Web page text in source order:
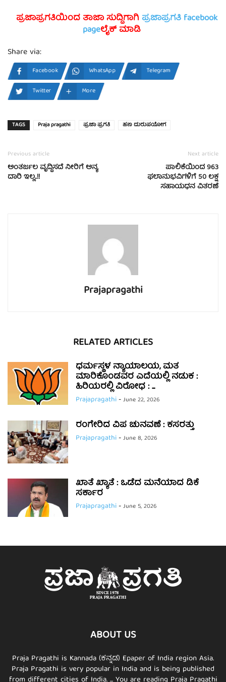
ಪ್ರಜಾಪ್ರಗತಿಯಿಂದ ತಾಜಾ ಸುದ್ದಿಗಾಗಿ ಪ್ರಜಾಪ್ರಗತಿ facebook
pageಲೈಕ್ ಮಾಡಿ
Share via:
Facebook WhatsApp
Telegram
Twitter
More
TAGS Praja pragathi ಪ್ರಜಾ ಪ್ರಗತಿ ಹಣ ದುರುಪಯೋಗ
Previous article
ಅಂತರ್ಜಲ ವೃದ್ಧಿಸದೆ ನೀರಿಗೆ ಅನ್ಯ
ದಾರಿ ಇಲ್ಲ..!!
Next article
ಪಾಲಿಕೆಯಿಂದ 963
ಫಲಾನುಭವಿಗಳಿಗೆ 50 ಲಕ್ಷ
ಸಹಾಯಧನ ವಿತರಣೆ
Prajapragathi
RELATED ARTICLES
ಧರ್ಮಸ್ಥಳ ನ್ಯಾಯಾಲಯ, ಮತ
ಮಾರಿಕೊಂಡವರ ಎದೆಯಲ್ಲಿ ನಡುಕ :
ಹಿರಿಯರಲ್ಲಿ ವಿರೋಧ : ...
Prajapragathi-June 22, 2026
ರಂಗೇರಿದ ವಿಪ ಚುನವಣೆ : ಕಸರತ್ತು
Prajapragathi-June 8, 2026
ಖಾತೆ ಖ್ಯಾತೆ : ಒಡೆದ ಮನೆಯಾದ ಡಿಕೆ
ಸರ್ಕಾರ
Prajapragathi-June 5, 2026
ABOUT US
Praja Pragathi is Kannada (ಕನ್ನಡ) Epaper of India region Asia.
Praja Pragathi is very popular in India and is being published